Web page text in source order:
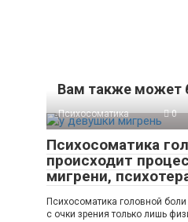
Вам также может
Психосоматика 0
Психосоматика
происходит
мигрени,
Психосоматика головной
с очки зрения только лишь